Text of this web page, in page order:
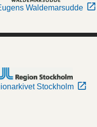
Waldemarsudde
Stockholm